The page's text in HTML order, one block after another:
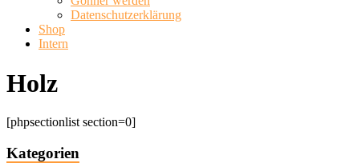
Datenschutzerklärung
Shop
Intern
Holz
[phpsectionlist section=0]
Kategorien